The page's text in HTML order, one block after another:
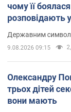
чому її
розповідають
Державним
9.08.2026 09:15
Олександру
трьох дітей
вони мають